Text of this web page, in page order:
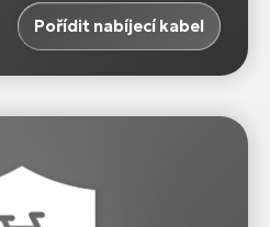
Pořídit nabíjecí kabel